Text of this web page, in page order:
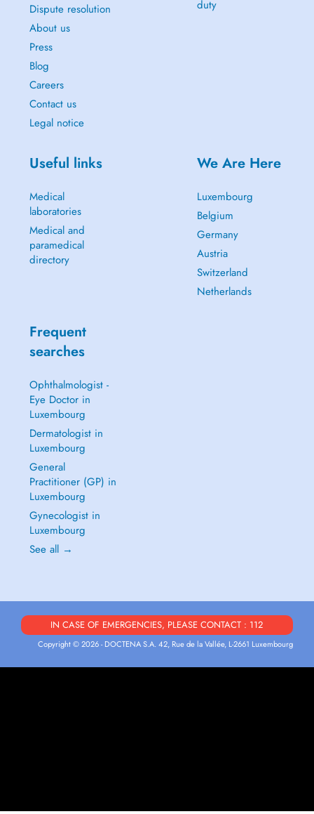
Dispute resolution
About us
Press
Blog
Careers
Contact us
Legal notice
duty
Useful links
Medical
laboratories
Medical and
paramedical
directory
We Are Here
Luxembourg
Belgium
Germany
Austria
Switzerland
Netherlands
Frequent
searches
Ophthalmologist -
Eye Doctor in
Luxembourg
Dermatologist in
Luxembourg
General
Practitioner (GP) in
Luxembourg
Gynecologist in
Luxembourg
See all →
IN CASE OF EMERGENCIES, PLEASE CONTACT : 112
Copyright © 2026 - DOCTENA S.A. 42, Rue de la Vallée, L-2661 Luxembourg